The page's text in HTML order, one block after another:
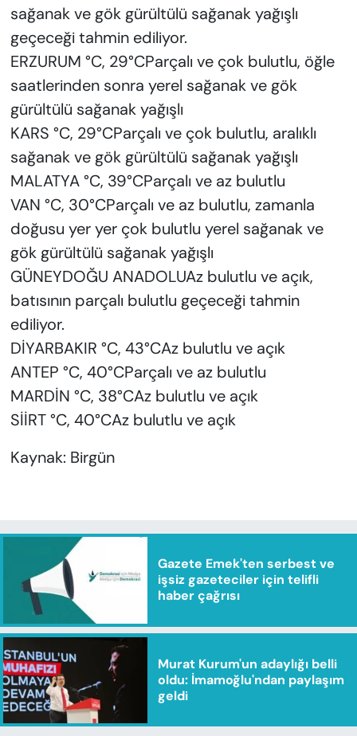
sağanak ve gök gürültülü sağanak yağışlı
geçeceği tahmin ediliyor.
ERZURUM °C, 29°CParçalı ve çok bulutlu, öğle
saatlerinden sonra yerel sağanak ve gök
gürültülü sağanak yağışlı
KARS °C, 29°CParçalı ve çok bulutlu, aralıklı
sağanak ve gök gürültülü sağanak yağışlı
MALATYA °C, 39°CParçalı ve az bulutlu
VAN °C, 30°CParçalı ve az bulutlu, zamanla
doğusu yer yer çok bulutlu yerel sağanak ve
gök gürültülü sağanak yağışlı
GÜNEYDOĞU ANADOLUAz bulutlu ve açık,
batısının parçalı bulutlu geçeceği tahmin
ediliyor.
DİYARBAKIR °C, 43°CAz bulutlu ve açık
ANTEP °C, 40°CParçalı ve az bulutlu
MARDİN °C, 38°CAz bulutlu ve açık
SİİRT °C, 40°CAz bulutlu ve açık
Kaynak: Birgün
Gazete Emek'ten serbest ve
işsiz gazeteciler için telifli
haber çağrısı
Murat Kurum'un adaylığı belli
oldu: İmamoğlu'ndan paylaşım
geldi